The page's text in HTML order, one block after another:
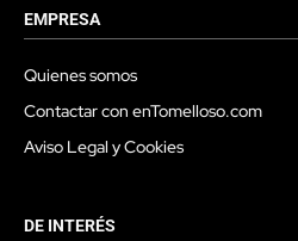
EMPRESA
Quienes somos
Contactar con enTomelloso.com
Aviso Legal y Cookies
DE INTERÉS